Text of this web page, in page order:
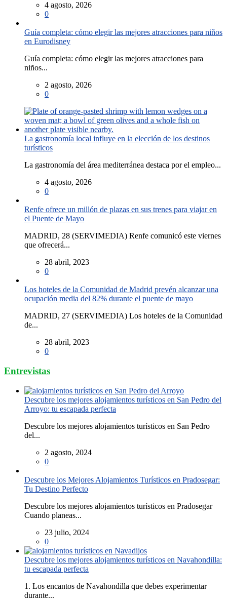
4 agosto, 2026
0
Guía completa: cómo elegir las mejores atracciones para niños
en Eurodisney
Guía completa: cómo elegir las mejores atracciones para
niños...
2 agosto, 2026
0
La gastronomía local influye en la elección de los destinos
turísticos
La gastronomía del área mediterránea destaca por el empleo...
4 agosto, 2026
0
Renfe ofrece un millón de plazas en sus trenes para viajar en
el Puente de Mayo
MADRID, 28 (SERVIMEDIA) Renfe comunicó este viernes
que ofrecerá...
28 abril, 2023
0
Los hoteles de la Comunidad de Madrid prevén alcanzar una
ocupación media del 82% durante el puente de mayo
MADRID, 27 (SERVIMEDIA) Los hoteles de la Comunidad
de...
28 abril, 2023
0
Entrevistas
Descubre los mejores alojamientos turísticos en San Pedro del
Arroyo: tu escapada perfecta
Descubre los mejores alojamientos turísticos en San Pedro
del...
2 agosto, 2024
0
Descubre los Mejores Alojamientos Turísticos en Pradosegar:
Tu Destino Perfecto
Descubre los mejores alojamientos turísticos en Pradosegar
Cuando planeas...
23 julio, 2024
0
Descubre los mejores alojamientos turísticos en Navahondilla:
tu escapada perfecta
1. Los encantos de Navahondilla que debes experimentar
durante...